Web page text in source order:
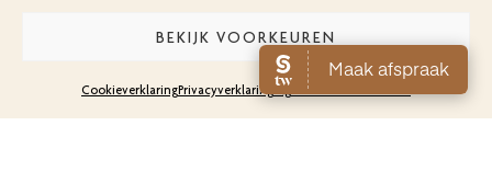
BEKIJK VOORKEUREN
CookieverklaringPrivacyverklaring Algemene Voorwaarden